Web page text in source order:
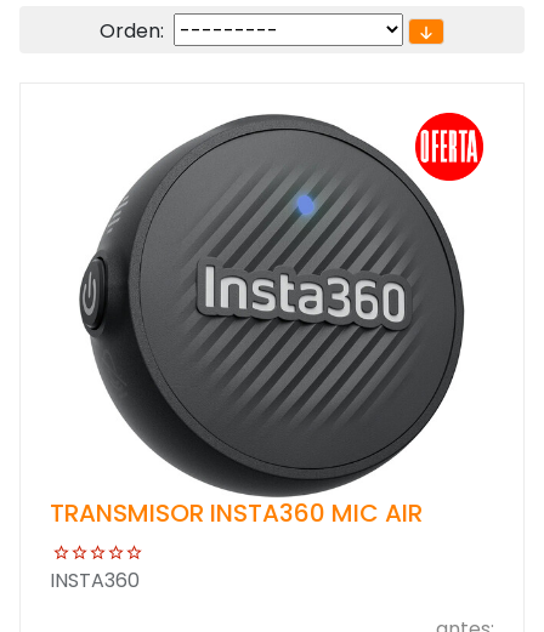
Orden:
TRANSMISOR INSTA360 MIC AIR
INSTA360